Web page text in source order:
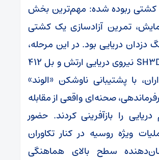
کشتی ربوده شده: مهم‌ترین بخش
تمرین آزادسازی یک کشتی
دزدان دریایی بود. در این مرحله،
بالگردهای SH3D نیروی دریایی ارتش و بل ۴۱۲
با پشتیبانی ناوشکن «الوند»
صحنه‌ای واقعی از مقابله
را بازآفرینی کردند. حضور
ویژه روسیه در کنار تکاوران
سطح بالای هماهنگی